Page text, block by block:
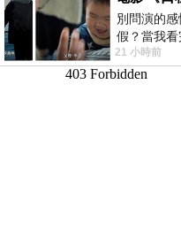
別問演的
假？當我
真的。詮釋
21 小時前